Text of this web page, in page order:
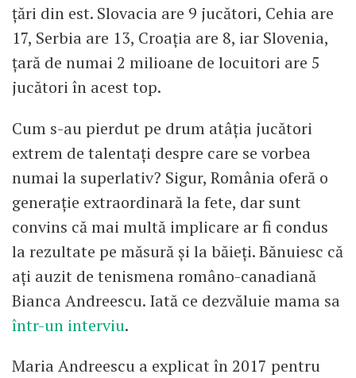
țări din est. Slovacia are 9 jucători, Cehia are
17, Serbia are 13, Croația are 8, iar Slovenia,
țară de numai 2 milioane de locuitori are 5
jucători în acest top.
Cum s-au pierdut pe drum atâția jucători
extrem de talentați despre care se vorbea
numai la superlativ? Sigur, România oferă o
generație extraordinară la fete, dar sunt
convins că mai multă implicare ar fi condus
la rezultate pe măsură și la băieți. Bănuiesc că
ați auzit de tenismena româno-canadiană
Bianca Andreescu. Iată ce dezvăluie mama sa
într-un interviu.
Maria Andreescu a explicat în 2017 pentru